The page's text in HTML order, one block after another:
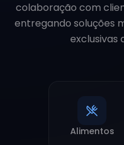
colaboração com
entregando soluções
exclusivas
Alimentos